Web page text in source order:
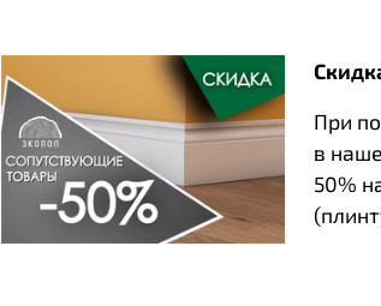
При
в
50%